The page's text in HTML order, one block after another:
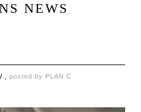
NEWS
, posted by PLAN C